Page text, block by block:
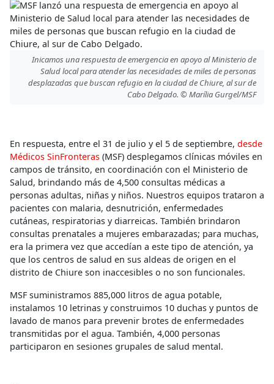
Inicamos una respuesta de emergencia en apoyo al Ministerio de
Salud local para atender las necesidades de miles de personas
desplazadas que buscan refugio en la ciudad de Chiure, al sur de
Cabo Delgado. © Marília Gurgel/MSF
En respuesta, entre el 31 de julio y el 5 de septiembre, desde
Médicos SinFronteras (MSF) desplegamos clínicas móviles en
campos de tránsito, en coordinación con el Ministerio de
Salud, brindando más de 4,500 consultas médicas a
personas adultas, niñas y niños. Nuestros equipos trataron a
pacientes con malaria, desnutrición, enfermedades
cutáneas, respiratorias y diarreicas. También brindaron
consultas prenatales a mujeres embarazadas; para muchas,
era la primera vez que accedían a este tipo de atención, ya
que los centros de salud en sus aldeas de origen en el
distrito de Chiure son inaccesibles o no son funcionales.
MSF suministramos 885,000 litros de agua potable,
instalamos 10 letrinas y construimos 10 duchas y puntos de
lavado de manos para prevenir brotes de enfermedades
transmitidas por el agua. También, 4,000 personas
participaron en sesiones grupales de salud mental.